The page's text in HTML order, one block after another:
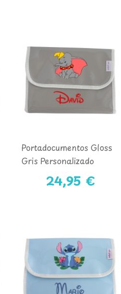
Portadocumentos Gloss
Gris Personalizado
DUMBO24,95 €